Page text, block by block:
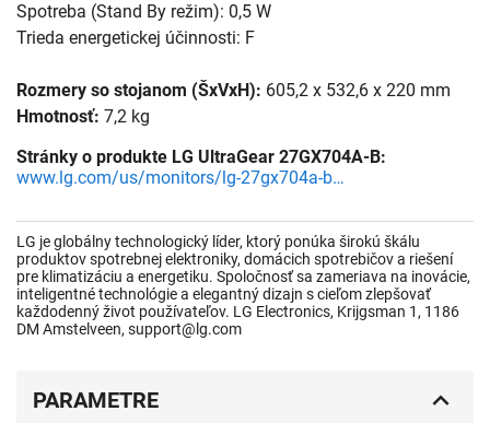
Spotreba (Stand By režim): 0,5 W
Trieda energetickej účinnosti: F
Rozmery so stojanom (ŠxVxH): 605,2 x 532,6 x 220 mm
Hmotnosť: 7,2 kg
Stránky o produkte LG UltraGear 27GX704A-B:
www.lg.com/us/monitors/lg-27gx704a-b-gaming-monitor
LG je globálny technologický líder, ktorý ponúka širokú škálu
produktov spotrebnej elektroniky, domácich spotrebičov a riešení
pre klimatizáciu a energetiku. Spoločnosť sa zameriava na inovácie,
inteligentné technológie a elegantný dizajn s cieľom zlepšovať
každodenný život používateľov. LG Electronics, Krijgsman 1, 1186
DM Amstelveen, support@lg.com
PARAMETRE